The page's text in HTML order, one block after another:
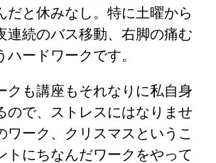
だと休みなし。特に土曜から
連続のバス移動、右脚の痛む
ードワークです。
クも講座もそれなりに私自身
ので、ストレスにはなりませ
ワーク、クリスマスというこ
トにちなんだワークをやって